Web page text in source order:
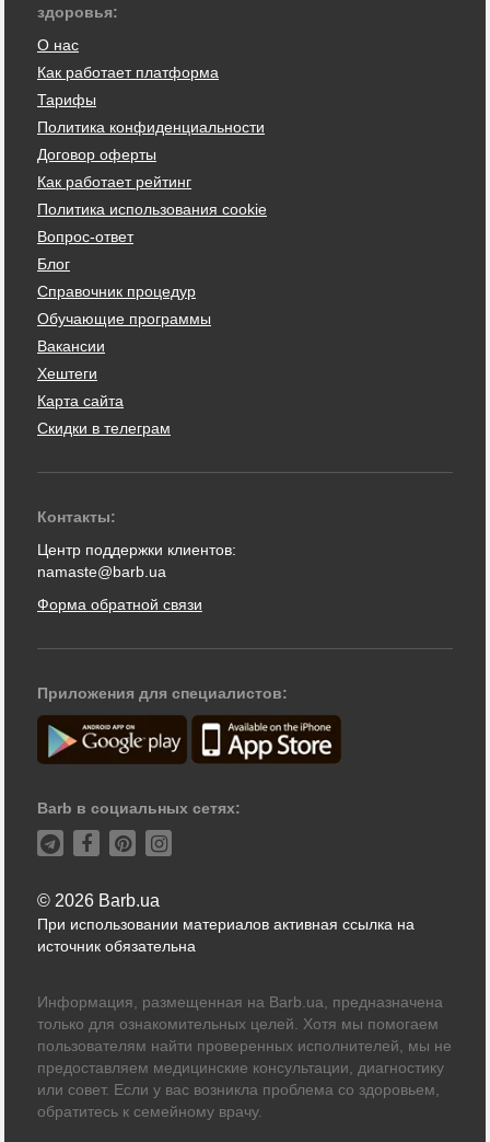
здоровья:
О нас
Как работает платформа
Тарифы
Политика конфиденциальности
Договор оферты
Как работает рейтинг
Политика использования cookie
Вопрос-ответ
Блог
Справочник процедур
Обучающие программы
Вакансии
Хештеги
Карта сайта
Скидки в телеграм
Контакты:
Центр поддержки клиентов:
namaste@barb.ua
Форма обратной связи
Приложения для специалистов:
Barb в социальных сетях:
© 2026 Barb.ua
При использовании материалов активная ссылка на
источник обязательна
Информация, размещенная на Barb.ua, предназначена
только для ознакомительных целей. Хотя мы помогаем
пользователям найти проверенных исполнителей, мы не
предоставляем медицинские консультации, диагностику
или совет. Если у вас возникла проблема со здоровьем,
обратитесь к семейному врачу.